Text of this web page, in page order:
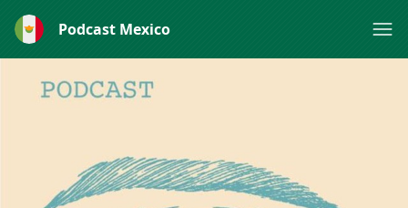
Podcast Mexico